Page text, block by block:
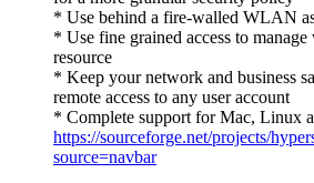
* Use behind a fire-walled WLAN
* Use fine grained access to
resource
* Keep your network and business
remote access to any user account
* Complete support for Mac, Linux
https://sourceforge.net/projects/
source=navbar